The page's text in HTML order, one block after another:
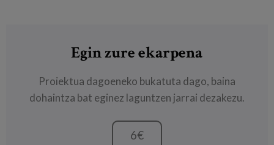
Egin zure ekarpena
Proiektua dagoeneko bukatuta dago, baina
dohaintza bat eginez laguntzen jarrai dezakezu.
6€